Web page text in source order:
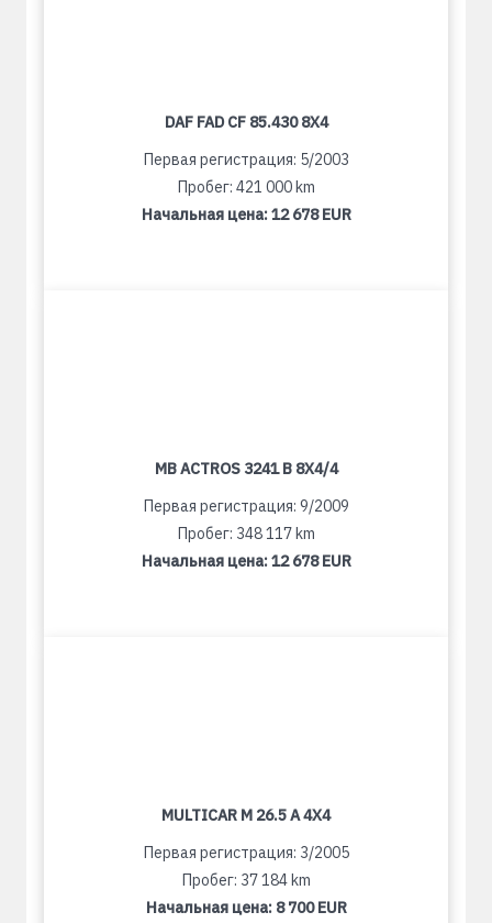
DAF FAD CF 85.430 8X4
Первая регистрация: 5/2003
Пробег: 421 000 km
Начальная цена:12 678 EUR
MB ACTROS 3241 B 8X4/4
Первая регистрация: 9/2009
Пробег: 348 117 km
Начальная цена:12 678 EUR
MULTICAR M 26.5 A 4X4
Первая регистрация: 3/2005
Пробег: 37 184 km
Начальная цена: 8 700 EUR